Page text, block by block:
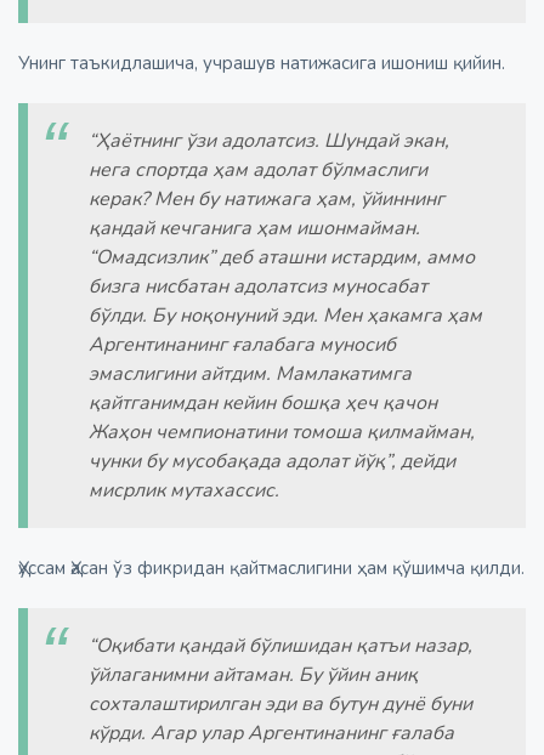
Унинг таъкидлашича, учрашув натижасига ишониш қийин.
“Ҳаётнинг ўзи адолатсиз. Шундай экан,
нега спортда ҳам адолат бўлмаслиги
керак? Мен бу натижага ҳам, ўйиннинг
қандай кечганига ҳам ишонмайман.
“Омадсизлик” деб аташни истардим, аммо
бизга нисбатан адолатсиз муносабат
бўлди. Бу ноқонуний эди. Мен ҳакамга ҳам
Аргентинанинг ғалабага муносиб
эмаслигини айтдим. Мамлакатимга
қайтганимдан кейин бошқа ҳеч қачон
Жаҳон чемпионатини томоша қилмайман,
чунки бу мусобақада адолат йўқ”, дейди
мисрлик мутахассис.
Ҳуссам Ҳасан ўз фикридан қайтмаслигини ҳам қўшимча қилди.
“Оқибати қандай бўлишидан қатъи назар,
ўйлаганимни айтаман. Бу ўйин аниқ
сохталаштирилган эди ва бутун дунё буни
кўрди. Агар улар Аргентинанинг ғалаба